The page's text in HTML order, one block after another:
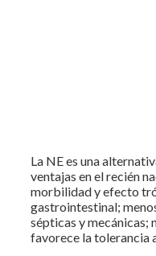
La NE es una
ventajas en el recién
morbilidad y efecto
gastrointestinal;
sépticas y mecánicas;
favorece la tolerancia